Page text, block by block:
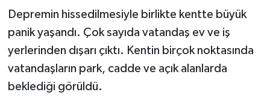
Depremin hissedilmesiyle birlikte kentte büyük
panik yaşandı. Çok sayıda vatandaş ev ve iş
yerlerinden dışarı çıktı. Kentin birçok noktasında
vatandaşların park, cadde ve açık alanlarda
beklediği görüldü.